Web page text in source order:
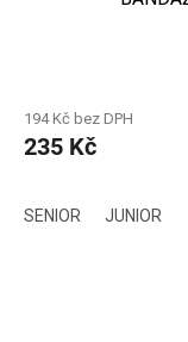
194 Kč bez DPH
235 Kč
SENIOR JUNIOR